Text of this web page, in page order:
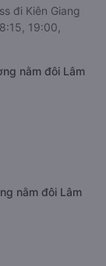
đi Kiên Giang
19:00,
nằm đôi Lâm
nằm đôi Lâm